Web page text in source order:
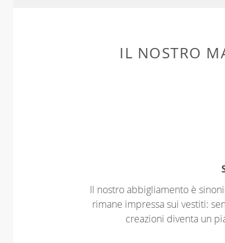
IL NOSTRO
Il nostro abbigliamento è
rimane impressa sui vestiti:
creazioni diventa un